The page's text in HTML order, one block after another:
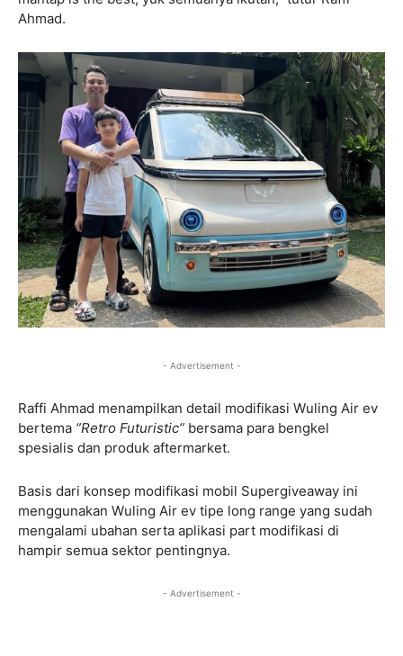
Ahmad.
- Advertisement -
Raffi Ahmad menampilkan detail modifikasi Wuling Air ev
bertema “Retro Futuristic” bersama para bengkel
spesialis dan produk aftermarket.
Basis dari konsep modifikasi mobil Supergiveaway ini
menggunakan Wuling Air ev tipe long range yang sudah
mengalami ubahan serta aplikasi part modifikasi di
hampir semua sektor pentingnya.
- Advertisement -